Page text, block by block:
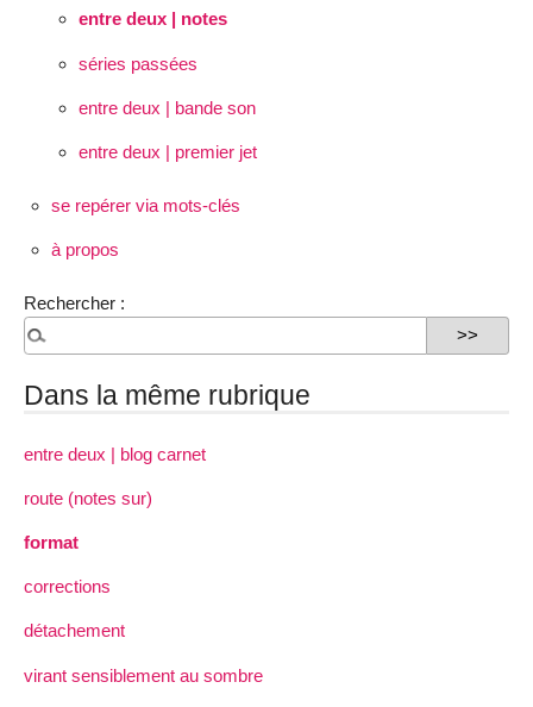
entre deux | notes
séries passées
entre deux | bande son
entre deux | premier jet
se repérer via mots-clés
à propos
Rechercher :
Dans la même rubrique
entre deux | blog carnet
route (notes sur)
format
corrections
détachement
virant sensiblement au sombre